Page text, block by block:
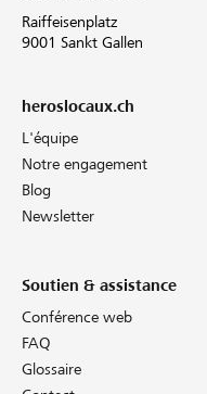
Raiffeisenplatz
9001 Sankt Gallen
heroslocaux.ch
L'équipe
Notre engagement
Blog
Newsletter
Soutien & assistance
Conférence web
FAQ
Glossaire